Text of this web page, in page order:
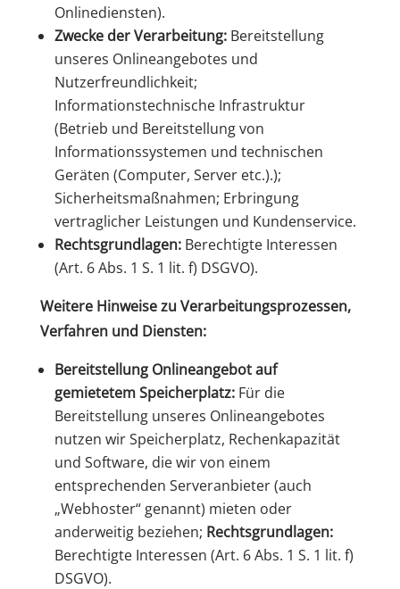
Onlinediensten).
Zwecke der Verarbeitung:Bereitstellung
unseres Onlineangebotes und
Nutzerfreundlichkeit;
Informationstechnische Infrastruktur
(Betrieb und Bereitstellung von
Informationssystemen und technischen
Geräten (Computer, Server etc.).);
Sicherheitsmaßnahmen; Erbringung
vertraglicher Leistungen und Kundenservice.
Rechtsgrundlagen:Berechtigte Interessen
(Art. 6 Abs. 1 S. 1 lit. f) DSGVO).
Weitere Hinweise zu Verarbeitungsprozessen,
Verfahren und Diensten:
Bereitstellung Onlineangebot auf
gemietetem Speicherplatz: Für die
Bereitstellung unseres Onlineangebotes
nutzen wir Speicherplatz, Rechenkapazität
und Software, die wir von einem
entsprechenden Serveranbieter (auch
„Webhoster“ genannt) mieten oder
anderweitig beziehen; Rechtsgrundlagen:
Berechtigte Interessen (Art. 6 Abs. 1 S. 1 lit. f)
DSGVO).